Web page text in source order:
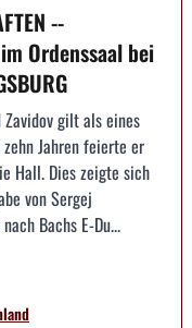
--
Ordenssaal bei
Zavidov gilt als eines
Jahren feierte er
Hall. Dies zeigte sich
von Sergej
Bachs E-Du...